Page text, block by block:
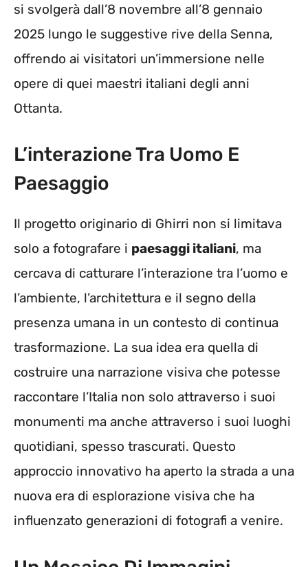
si svolgerà dall’8 novembre all’8 gennaio
2025 lungo le suggestive rive della Senna,
offrendo ai visitatori un’immersione nelle
opere di quei maestri italiani degli anni
Ottanta.
L’interazione Tra Uomo E
Paesaggio
Il progetto originario di Ghirri non si limitava
solo a fotografare i paesaggi italiani, ma
cercava di catturare l’interazione tra l’uomo e
l’ambiente, l’architettura e il segno della
presenza umana in un contesto di continua
trasformazione. La sua idea era quella di
costruire una narrazione visiva che potesse
raccontare l’Italia non solo attraverso i suoi
monumenti ma anche attraverso i suoi luoghi
quotidiani, spesso trascurati. Questo
approccio innovativo ha aperto la strada a una
nuova era di esplorazione visiva che ha
influenzato generazioni di fotografi a venire.